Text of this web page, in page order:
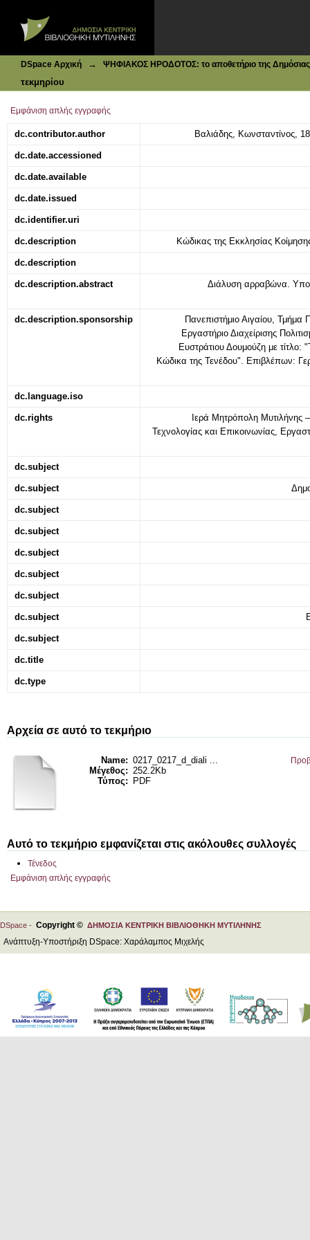
DSpace Αρχική → ΨΗΦΙΑΚΟΣ ΗΡΟΔΟΤΟΣ: το αποθετήριο της Δημόσιας
τεκμηρίου
Εμφάνιση απλής εγγραφής
dc.contributor.author Βαλιάδης, Κωνσταντίνος,
dc.date.accessioned
dc.date.available
dc.date.issued
dc.identifier.uri
dc.description Κώδικας της Εκκλησίας
dc.description
dc.description.abstract Διάλυση αρραβώνα.
dc.description.sponsorship
Πανεπιστήμιο Αιγαίου, Τμήμα
Εργαστήριο Διαχείρισης
Ευστράτιου Δουμούζη με τίτλο:
Κώδικα της Τενέδου". Επιβλέπων:
dc.language.iso
dc.rights
Iερά Μητρόπολη Μυτιλήνης –
Τεχνολογίας και Επικοινωνίας,
dc.subject
dc.subject
dc.subject
dc.subject
dc.subject
dc.subject
dc.subject
dc.subject
dc.subject
dc.title
dc.type
Αρχεία σε αυτό το τεκμήριο
Name: 0217_0217_d_diali ...
Μέγεθος: 252.2Kb
Τύπος:
PDF
Αυτό το τεκμήριο εμφανίζεται στις ακόλουθες συλλογές
Τένεδος
Εμφάνιση απλής εγγραφής
DSpace - Copyright © ΔΗΜΟΣΙΑ ΚΕΝΤΡΙΚΗ ΒΙΒΛΙΟΘΗΚΗ ΜΥΤΙΛΗΝΗΣ
Ανάπτυξη-Υποστήριξη DSpace: Χαράλαμπος Μιχελής